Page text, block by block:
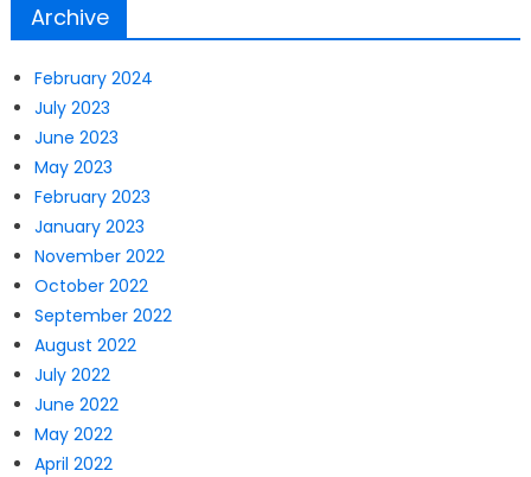
Archive
February 2024
July 2023
June 2023
May 2023
February 2023
January 2023
November 2022
October 2022
September 2022
August 2022
July 2022
June 2022
May 2022
April 2022